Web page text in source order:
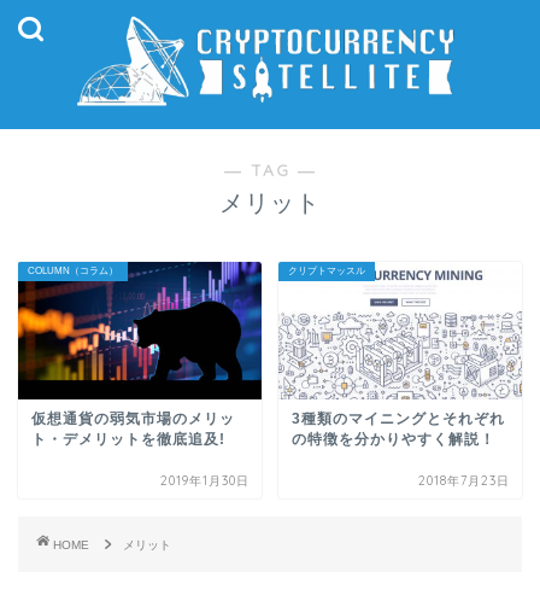
― TAG ―
メリット
COLUMN（コラム）
仮想通貨の弱気市場のメリッ
ト・デメリットを徹底追及!
2019年1月30日
クリプトマッスル
3種類のマイニングとそれぞれ
の特徴を分かりやすく解説！
2018年7月23日
HOME メリット